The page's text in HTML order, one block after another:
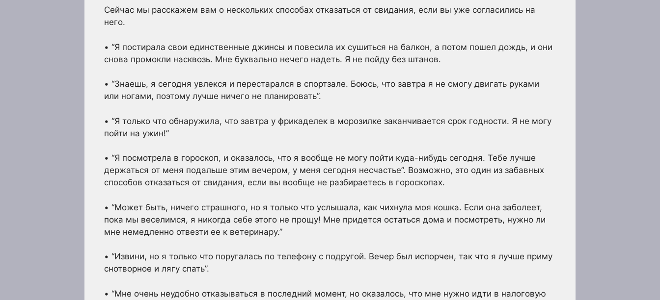
Сейчас мы расскажем вам о нескольких способах отказаться от свидания, если вы уже согласились на
него.
• “Я постирала свои единственные джинсы и повесила их сушиться на балкон, а потом пошел дождь, и они
снова промокли насквозь. Мне буквально нечего надеть. Я не пойду без штанов.
• “Знаешь, я сегодня увлекся и перестарался в спортзале. Боюсь, что завтра я не смогу двигать руками
или ногами, поэтому лучше ничего не планировать”.
• “Я только что обнаружила, что завтра у фрикаделек в морозилке заканчивается срок годности. Я не могу
пойти на ужин!”
• “Я посмотрела в гороскоп, и оказалось, что я вообще не могу пойти куда-нибудь сегодня. Тебе лучше
держаться от меня подальше этим вечером, у меня сегодня несчастье”. Возможно, это один из забавных
способов отказаться от свидания, если вы вообще не разбираетесь в гороскопах.
• “Может быть, ничего страшного, но я только что услышала, как чихнула моя кошка. Если она заболеет,
пока мы веселимся, я никогда себе этого не прощу! Мне придется остаться дома и посмотреть, нужно ли
мне немедленно отвезти ее к ветеринару.”
• “Извини, но я только что поругалась по телефону с подругой. Вечер был испорчен, так что я лучше приму
снотворное и лягу спать”.
• “Мне очень неудобно отказываться в последний момент, но оказалось, что мне нужно идти в налоговую